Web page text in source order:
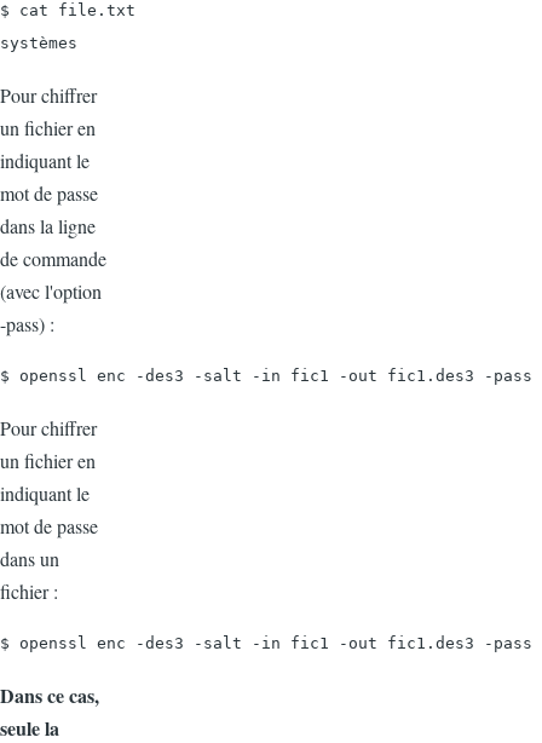
$ cat file.txt
systèmes
Pour chiffrer
un fichier en
indiquant le
mot de passe
dans la ligne
de commande
(avec l'option
-pass) :
$ openssl enc -des3 -salt -in fic1 -out fic1.des3 -pass
Pour chiffrer
un fichier en
indiquant le
mot de passe
dans un
fichier :
$ openssl enc -des3 -salt -in fic1 -out fic1.des3 -
Dans ce cas,
seule la